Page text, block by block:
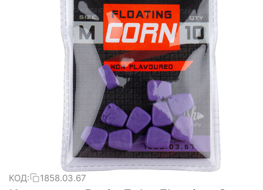
КОД: 1858.03.67